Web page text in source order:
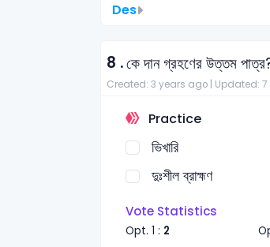
Des
8 .কে দান গ্রহণের উত্তম
Created: 3 years ago | Updated:
Practice
ভিখারি
দুঃশীল ব্রাহ্মণ
Vote Statistics
Opt. 1 : 2